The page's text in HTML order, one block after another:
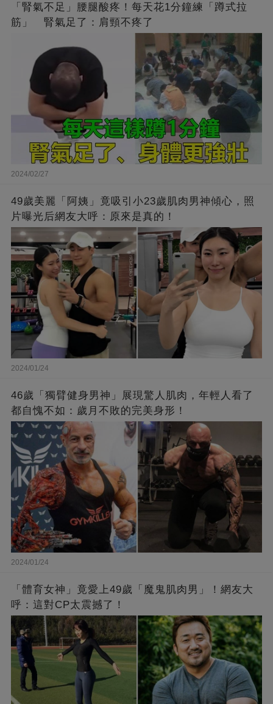
「腎氣不足」腰腿酸疼！每天花1分鐘練「蹲式拉
筋」 腎氣足了：肩頸不疼了
2024/02/27
49歲美麗「阿姨」竟吸引小23歲肌肉男神傾心，照
片曝光后網友大呼：原來是真的！
2024/01/24
46歲「獨臂健身男神」展現驚人肌肉，年輕人看了
都自愧不如：歲月不敗的完美身形！
2024/01/24
「體育女神」竟愛上49歲「魔鬼肌肉男」！網友大
呼：這對CP太震撼了！